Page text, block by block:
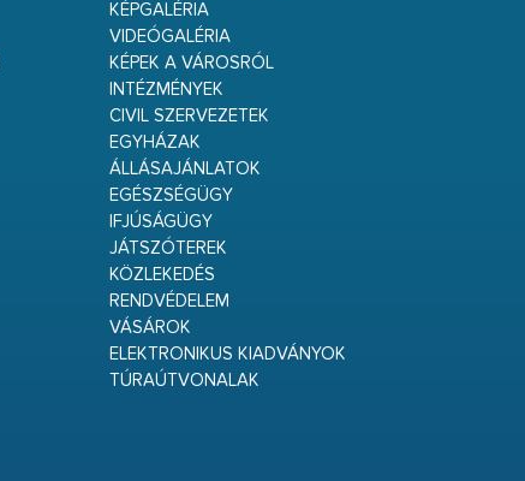
KÉPGALÉRIA
VIDEÓGALÉRIA
KÉPEK A VÁROSRÓL
INTÉZMÉNYEK
CIVIL SZERVEZETEK
EGYHÁZAK
ÁLLÁSAJÁNLATOK
EGÉSZSÉGÜGY
IFJÚSÁGÜGY
JÁTSZÓTEREK
KÖZLEKEDÉS
RENDVÉDELEM
VÁSÁROK
ELEKTRONIKUS KIADVÁNYOK
TÚRAÚTVONALAK